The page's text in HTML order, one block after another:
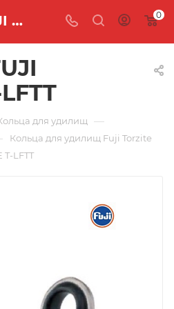
Тюльпан FUJI TORZITE T-LFTT 🐟 купить по цене 1 415 руб. в интернет-магазине "MASTER FISH" 0
для удилищ —
Кольца для удилищ Fuji Torzite
T-LFTT